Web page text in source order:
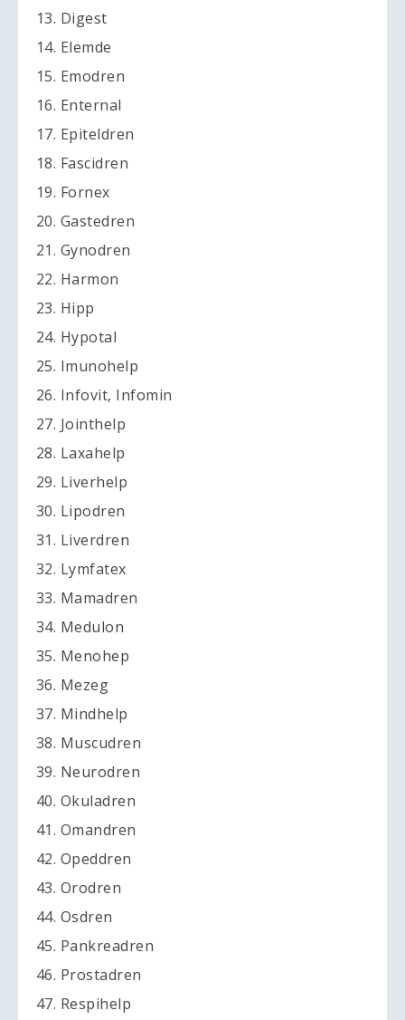
13. Digest
14. Elemde
15. Emodren
16. Enternal
17. Epiteldren
18. Fascidren
19. Fornex
20. Gastedren
21. Gynodren
22. Harmon
23. Hipp
24. Hypotal
25. Imunohelp
26. Infovit, Infomin
27. Jointhelp
28. Laxahelp
29. Liverhelp
30. Lipodren
31. Liverdren
32. Lymfatex
33. Mamadren
34. Medulon
35. Menohep
36. Mezeg
37. Mindhelp
38. Muscudren
39. Neurodren
40. Okuladren
41. Omandren
42. Opeddren
43. Orodren
44. Osdren
45. Pankreadren
46. Prostadren
47. Respihelp